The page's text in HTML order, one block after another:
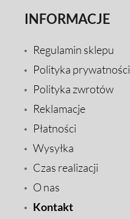
INFORMACJE
Regulamin sklepu
Polityka prywatności
Polityka zwrotów
Reklamacje
Płatności
Wysyłka
Czas realizacji
O nas
Kontakt